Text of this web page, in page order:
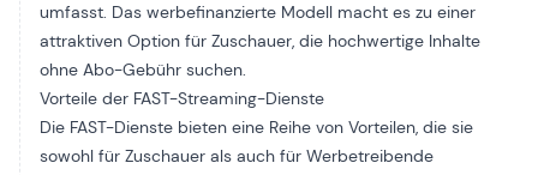
umfasst. Das werbefinanzierte Modell macht es zu einer
attraktiven Option für Zuschauer, die hochwertige Inhalte
ohne Abo-Gebühr suchen.
Vorteile der FAST-Streaming-Dienste
Die FAST-Dienste bieten eine Reihe von Vorteilen, die sie
sowohl für Zuschauer als auch für Werbetreibende